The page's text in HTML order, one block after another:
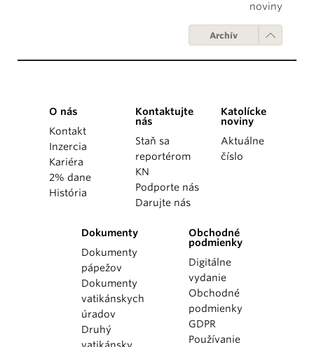
noviny
Archív
O nás
Kontakt
Inzercia
Kariéra
2% dane
História
Kontaktujte
nás
Staň sa
reportérom
KN
Podporte nás
Darujte nás
Katolícke
noviny
Aktuálne
číslo
Dokumenty
Dokumenty
pápežov
Dokumenty
vatikánskych
úradov
Druhý
vatikánsky
Obchodné
podmienky
Digitálne
vydanie
Obchodné
podmienky
GDPR
Používanie